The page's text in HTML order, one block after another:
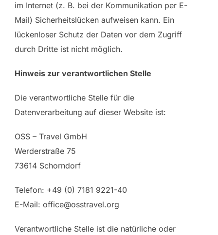
im Internet (z. B. bei der Kommunikation per E-
Mail) Sicherheitslücken aufweisen kann. Ein
lückenloser Schutz der Daten vor dem Zugriff
durch Dritte ist nicht möglich.
Hinweis zur verantwortlichen Stelle
Die verantwortliche Stelle für die
Datenverarbeitung auf dieser Website ist:
OSS – Travel GmbH
Werderstraße 75
73614 Schorndorf
Telefon: +49 (0) 7181 9221-40
E-Mail: office@osstravel.org
Verantwortliche Stelle ist die natürliche oder